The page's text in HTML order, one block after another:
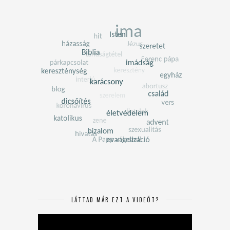
LÁTTAD MÁR EZT A VIDEÓT?